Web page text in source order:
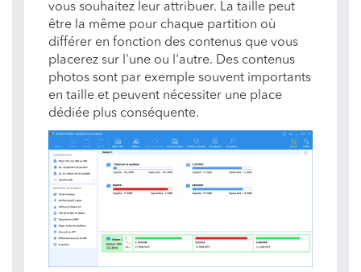
vous souhaitez leur attribuer. La taille peut
être la même pour chaque partition où
différer en fonction des contenus que vous
placerez sur l'une ou l'autre. Des contenus
photos sont par exemple souvent importants
en taille et peuvent nécessiter une place
dédiée plus conséquente.